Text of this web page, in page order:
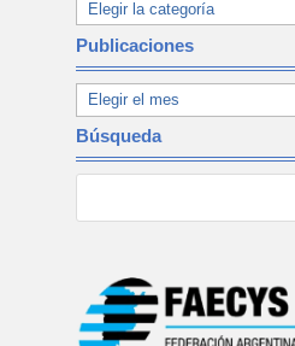
Publicaciones
Búsqueda